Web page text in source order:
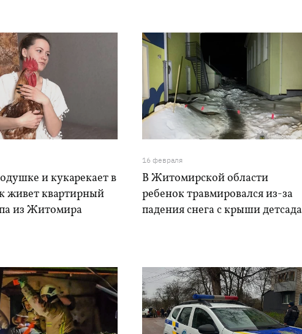
и кукарекает в
живет квартирный
из Житомира
16 февраля
В Житомирской области
ребенок травмировался из-за
падения снега с крыши детсада